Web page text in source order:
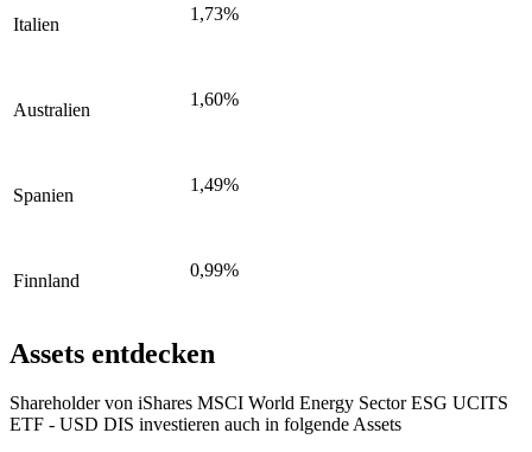
Italien
1,73%
Australien
1,60%
Spanien
1,49%
Finnland
0,99%
Assets entdecken
Shareholder von iShares MSCI World Energy Sector ESG UCITS
ETF - USD DIS investieren auch in folgende Assets